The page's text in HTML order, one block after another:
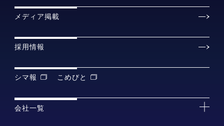
メディア掲載
採用情報
シマ報 こめびと
会社一覧